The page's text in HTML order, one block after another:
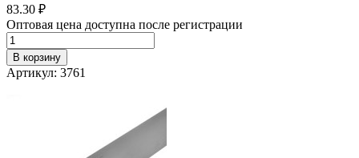
83.30 ₽
Оптовая цена доступна после регистрации
В корзину
Артикул: 3761